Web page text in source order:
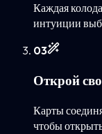
Каждая
интуиции
03
Открой
Карты
чтобы